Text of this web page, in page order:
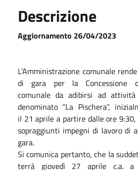
Descrizione
Aggiornamento 26/04/2023
L’Amministrazione comunale
di gara per la Concessione
comunale da adibirsi ad
denominato “La Pischera”,
il 21 aprile a partire dalle ore
sopraggiunti impegni di lavoro di
gara.
Si comunica pertanto, che la
terrà giovedì 27 aprile c.a.